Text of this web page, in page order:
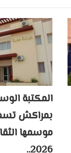
المكتبة
بمراكش